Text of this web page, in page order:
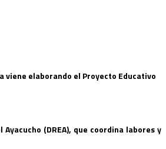
viene elaborando el Proyecto Educativo
(DREA), que coordina labores y